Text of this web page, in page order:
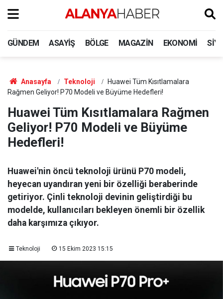
GÜNDEM ASAYIŞ BÖLGE MAGAZIN EKONOMI
Anasayfa Teknoloji
Huawei Tüm Kısıtlamalara
Rağmen Geliyor! P70 Modeli ve Büyüme Hedefleri!
Huawei Tüm Kısıtlamalara Rağmen
Geliyor! P70 Modeli ve Büyüme
Hedefleri!
Huawei'nin öncü teknoloji ürünü P70 modeli,
heyecan uyandıran yeni bir özelliği beraberinde
getiriyor. Çinli teknoloji devinin geliştirdiği bu
modelde, kullanıcıları bekleyen önemli bir özellik
daha karşımıza çıkıyor.
Teknoloji 15 Ekim 2023 15:15